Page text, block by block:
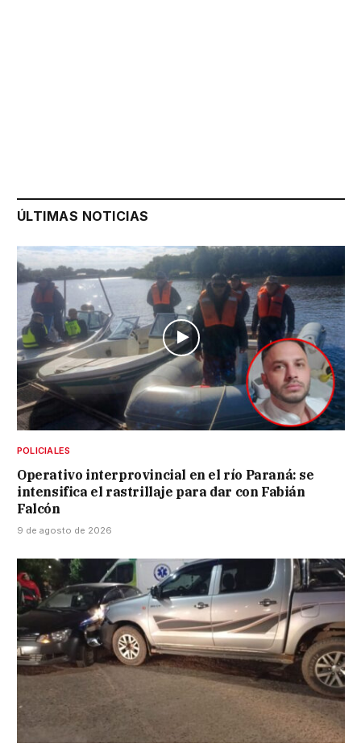
ÚLTIMAS NOTICIAS
POLICIALES
Operativo interprovincial en el río Paraná: se
intensifica el rastrillaje para dar con Fabián
Falcón
9 de agosto de 2026